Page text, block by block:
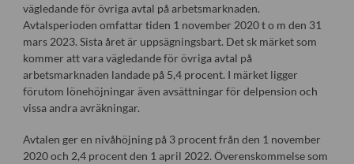
vägledande för övriga avtal på arbetsmarknaden.
Avtalsperioden omfattar tiden 1 november 2020 t o m den 31
mars 2023. Sista året är uppsägningsbart. Det sk märket som
kommer att vara vägledande för övriga avtal på
arbetsmarknaden landade på 5,4 procent. I märket ligger
förutom lönehöjningar även avsättningar för delpension och
vissa andra avräkningar.
Avtalen ger en nivåhöjning på 3 procent från den 1 november
2020 och 2,4 procent den 1 april 2022. Överenskommelse som